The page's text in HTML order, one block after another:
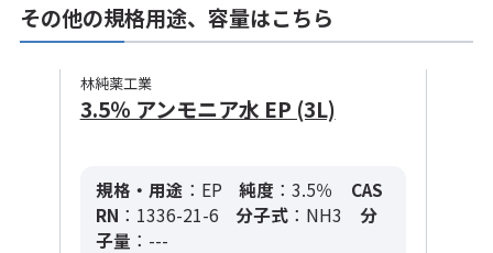
その他の規格用途、容量はこちら
林純薬工業
3.5％ アンモニア水 EP (3L)
規格・用途 ：EP 純度 ：3.5％
CAS
RN ：1336-21-6 分子式 ：NH3
分
子量 ：---